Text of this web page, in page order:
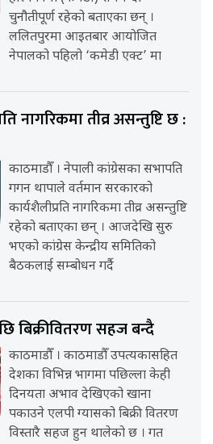
चुनौतीपूर्ण रहेको बताएका छन् ।
ललितपुरमा आइतबार आयोजित
नेपालको पहिलो ‘कमेडी एक्ट’ मा
नागरिकमा तीव्र असन्तुष्टि छ :
काठमाडौँ । नेपाली कांग्रेसका सभापति
गगन थापाले वर्तमान सरकारको
कार्यशैलीप्रति नागरिकमा तीव्र असन्तुष्टि
रहेको बताएका छन् । आजदेखि सुरु
भएको कांग्रेस केन्द्रीय समितिको
बैठकलाई सम्बोधन गर्दै
बिक्रीवितरण सहज बन्दै
काठमाडौँ । काठमाडौँ उपत्यकासहित
देशका विभिन्न भागमा पछिल्ला केही
दिनयता अभाव देखिएको खाना
पकाउने एलपी ग्यासको बिक्री वितरण
विस्तारै सहज हुन थालेको छ । गत